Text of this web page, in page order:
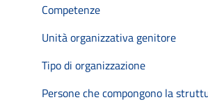
Competenze
Unità organizzativa genitore
Tipo di organizzazione
Persone che compongono la